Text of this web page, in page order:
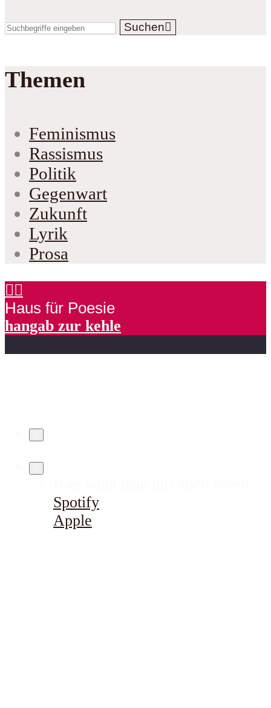
Suchen
Themen
Feminismus
Rassismus
Politik
Gegenwart
Zukunft
Lyrik
Prosa
Haus für Poesie
hangab zur kehle
Spotify
Apple